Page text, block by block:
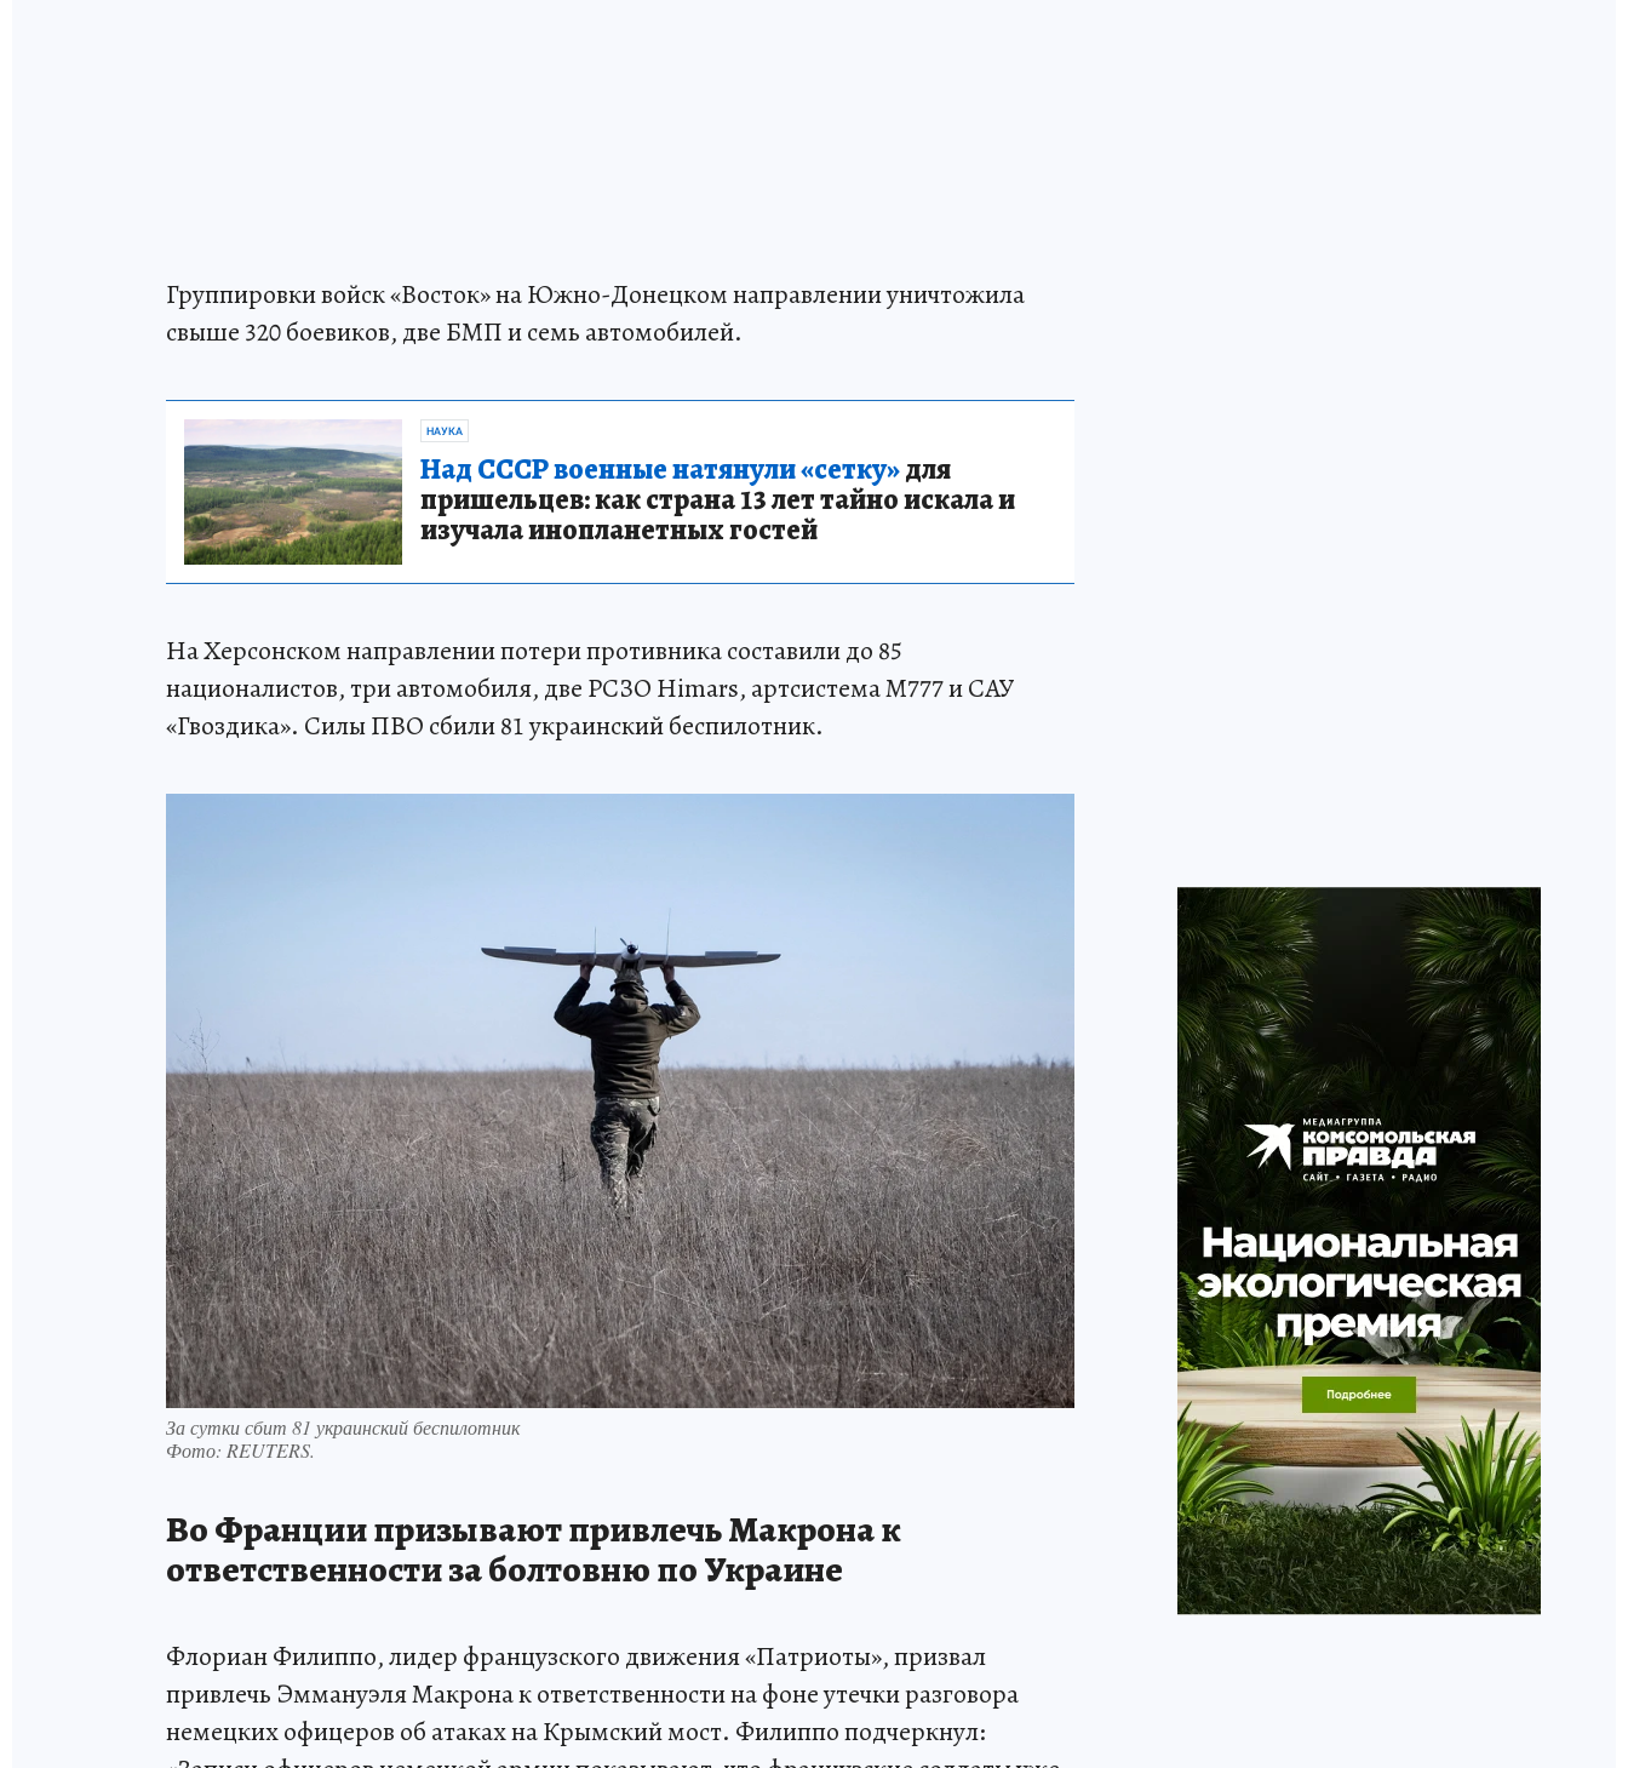
Группировки войск «Восток» на Южно-Донецком направлении уничтожила
свыше 320 боевиков, две БМП и семь автомобилей.
НАУКА
Над СССР военные натянули «сетку»для
пришельцев: как страна 13 лет тайно искала и
изучала инопланетных гостей
На Херсонском направлении потери противника составили до 85
националистов, три автомобиля, две РСЗО Himars, артсистема М777 и САУ
«Гвоздика». Силы ПВО сбили 81 украинский беспилотник.
За сутки сбит 81 украинский беспилотник
Фото: REUTERS.
Во Франции призывают привлечь Макрона к
ответственности за болтовню по Украине
Флориан Филиппо, лидер французского движения «Патриоты», призвал
привлечь Эммануэля Макрона к ответственности на фоне утечки разговора
немецких офицеров об атаках на Крымский мост. Филиппо подчеркнул: